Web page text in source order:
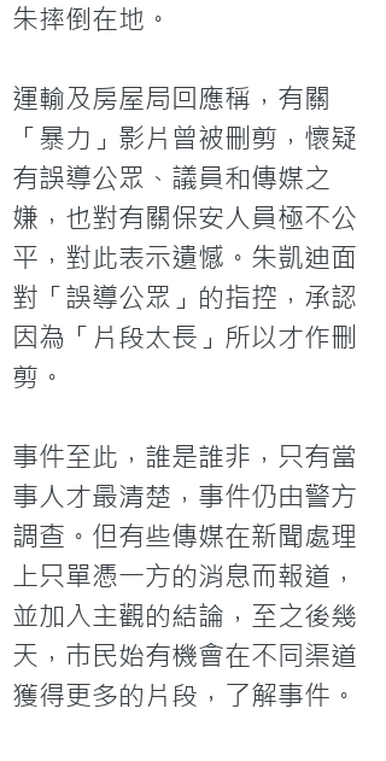
朱摔倒在地。
運輸及房屋局回應稱，有關
「暴力」影片曾被刪剪，懷疑
有誤導公眾、議員和傳媒之
嫌，也對有關保安人員極不公
平，對此表示遺憾。朱凱迪面
對「誤導公眾」的指控，承認
因為「片段太長」所以才作刪
剪。
事件至此，誰是誰非，只有當
事人才最清楚，事件仍由警方
調查。但有些傳媒在新聞處理
上只單憑一方的消息而報道，
並加入主觀的結論，至之後幾
天，巿民始有機會在不同渠道
獲得更多的片段，了解事件。